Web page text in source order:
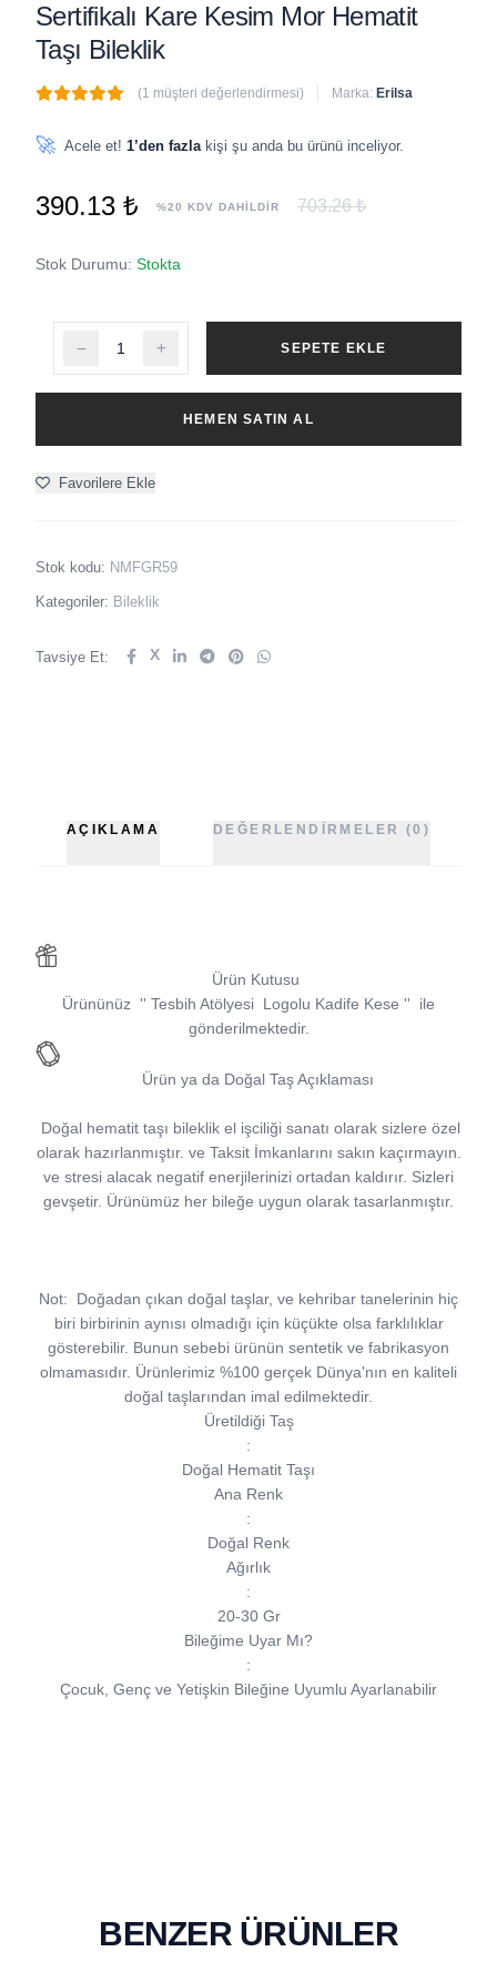
Sertifikalı Kare Kesim Mor Hematit
Taşı Bileklik
(1 müşteri değerlendirmesi) Marka: Erilsa
🚀 Acele et! 1’den fazla kişi şu anda bu ürünü inceliyor.
390.13 ₺ %20 KDV DAHİLDİR 703.26 ₺
Stok Durumu: Stokta
SEPETE EKLE
HEMEN SATIN AL
Favorilere Ekle
Stok kodu: NMFGR59
Kategoriler: Bileklik
Tavsiye Et: X
AÇIKLAMA DEĞERLENDIRMELER (0)
Ürün Kutusu
Ürününüz '' Tesbih Atölyesi Logolu Kadife Kese ''
ile
gönderilmektedir.
Ürün ya da Doğal Taş Açıklaması
Doğal hematit taşı bileklik el işciliği sanatı olarak sizlere özel
olarak hazırlanmıştır. ve Taksit İmkanlarını sakın kaçırmayın.
ve stresi alacak negatif enerjilerinizi ortadan kaldırır. Sizleri
gevşetir. Ürünümüz her bileğe uygun olarak tasarlanmıştır.
Not: Doğadan çıkan doğal taşlar, ve kehribar tanelerinin hiç
biri birbirinin aynısı olmadığı için küçükte olsa farklılıklar
gösterebilir. Bunun sebebi ürünün sentetik ve fabrikasyon
olmamasıdır. Ürünlerimiz %100 gerçek Dünya'nın en kaliteli
doğal taşlarından imal edilmektedir.
Üretildiği Taş
:
Doğal Hematit Taşı
Ana Renk
:
Doğal Renk
Ağırlık
:
20-30 Gr
Bileğime Uyar Mı?
:
Çocuk, Genç ve Yetişkin Bileğine Uyumlu Ayarlanabilir
BENZER ÜRÜNLER